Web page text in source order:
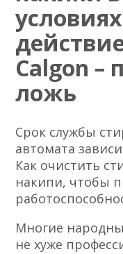
Calgon –
ложь
Срок службы
автомата
Как очистить
накипи, чтобы
Многие
не хуже